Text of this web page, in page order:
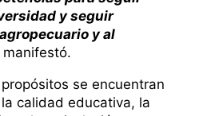
y seguir
y al
manifestó.
se encuentran
calidad educativa, la